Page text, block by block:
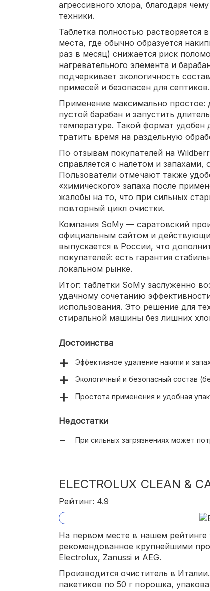
агрессивного хлора, благодаря
техники.
Таблетка полностью растворяется
места, где обычно образуется
раз в месяц) снижается риск
нагревательного элемента и
подчеркивает экологичность
примесей и безопасен для септиков.
Применение максимально простое:
пустой барабан и запустить
температуре. Такой формат удобен
тратить время на раздельную
По отзывам покупателей на
справляется с налетом и
Пользователи отмечают также
«химического» запаха после
жалобы на то, что при сильных
повторный цикл очистки.
Компания SoMy — саратовский
официальным сайтом и
выпускается в России, что
покупателей: есть гарантия
локальном рынке.
Итог: таблетки SoMy заслуженно
удачному сочетанию
использования. Это решение для
стиральной машины без лишних
Достоинства
Эффективное удаление накипи и
Экологичный и безопасный состав
Простота применения и удобная
Недостатки
При сильных загрязнениях может
ELECTROLUX CLEAN &
Рейтинг: 4.9
На первом месте в нашем рейтинге
рекомендованное крупнейшими
Electrolux, Zanussi и AEG.
Производится очиститель в
пакетиков по 50 г порошка,